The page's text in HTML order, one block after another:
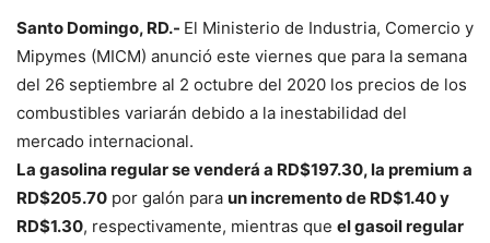
Santo Domingo, RD.- El Ministerio de Industria, Comercio y
Mipymes (MICM) anunció este viernes que para la semana
del 26 septiembre al 2 octubre del 2020 los precios de los
combustibles variarán debido a la inestabilidad del
mercado internacional.
La gasolina regular se venderá a RD$197.30, la premium a
RD$205.70 por galón para un incremento de RD$1.40 y
RD$1.30, respectivamente, mientras que el gasoil regular